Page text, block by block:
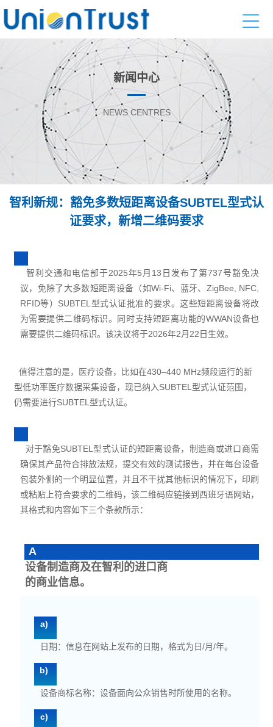
新闻中心
NEWS CENTRES
智利新规：豁免多数短距离设备SUBTEL型式认
证要求，新增二维码要求
智利交通和电信部于2025年5月13日发布了第737号豁免决
议，免除了大多数短距离设备（如Wi-Fi、蓝牙、ZigBee, NFC,
RFID等）SUBTEL型式认证批准的要求。这些短距离设备将改
为需要提供二维码标识。同时支持短距离功能的WWAN设备也
需要提供二维码标识。该决议将于2026年2月22日生效。
值得注意的是，医疗设备，比如在430–440 MHz频段运行的新
型低功率医疗数据采集设备，现已纳入SUBTEL型式认证范围，
仍需要进行SUBTEL型式认证。
对于豁免SUBTEL型式认证的短距离设备，制造商或进口商需
确保其产品符合排放法规，提交有效的测试报告，并在每台设备
包装外侧的一个明显位置，并且不干扰其他标识的情况下，印刷
或粘贴上符合要求的二维码，该二维码应链接到西班牙语网站，
其格式和内容如下三个条款所示：
A
设备制造商及在智利的进口商
的商业信息。
a)
日期：信息在网站上发布的日期，格式为日/月/年。
b)
设备商标名称：设备面向公众销售时所使用的名称。
c)